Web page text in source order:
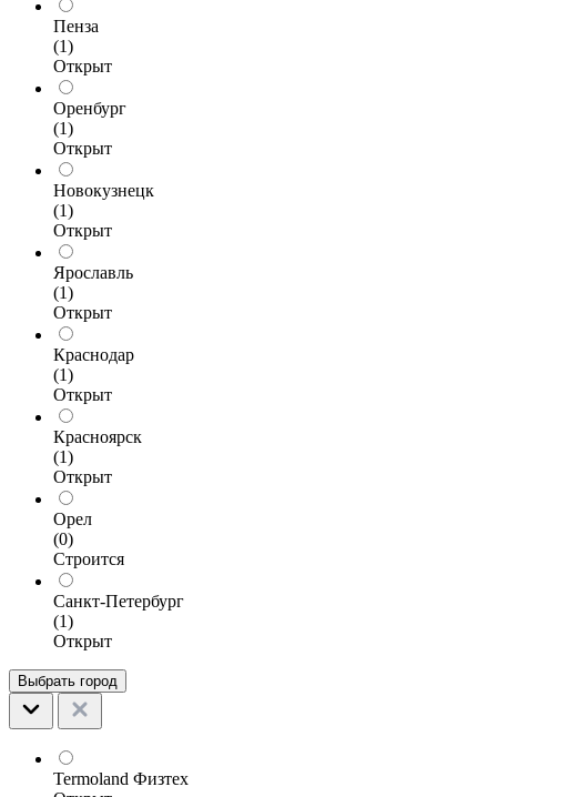
Пенза
(1)
Открыт
Оренбург
(1)
Открыт
Новокузнецк
(1)
Открыт
Ярославль
(1)
Открыт
Краснодар
(1)
Открыт
Красноярск
(1)
Открыт
Орел
(0)
Строится
Санкт-Петербург
(1)
Открыт
Выбрать город
Termoland Физтех